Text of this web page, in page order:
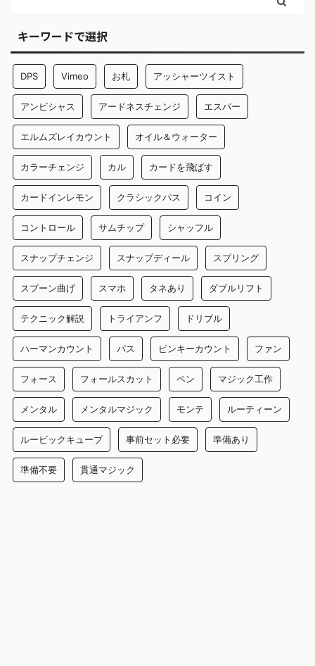
キーワードで選択
DPS Vimeo お札 アッシャーツイスト
アンビシャス アードネスチェンジ エスパー
エルムズレイカウント オイル＆ウォーター
カラーチェンジ カル カードを飛ばす
カードインレモン クラシックパス コイン
コントロール サムチップ シャッフル
スナップチェンジ スナップディール スプリング
スプーン曲げ スマホ タネあり ダブルリフト
テクニック解説 トライアンフ ドリブル
ハーマンカウント パス ピンキーカウント ファン
フォース フォールスカット ペン マジック工作
メンタル メンタルマジック モンテ ルーティーン
ルービックキューブ 事前セット必要 準備あり
準備不要 貫通マジック